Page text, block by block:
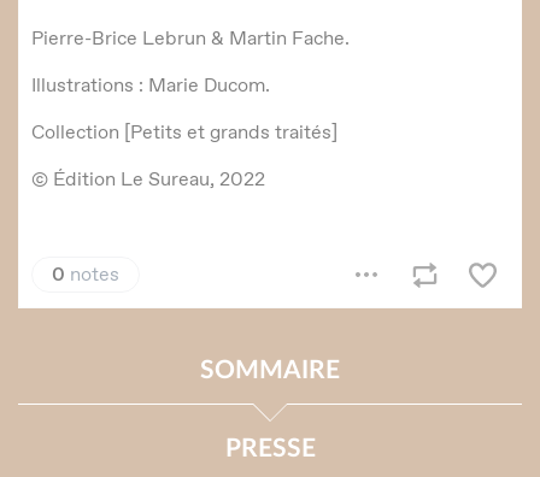
SOMMAIRE
PRESSE